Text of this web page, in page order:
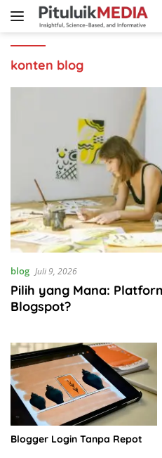
Langsung
konten blog
blog Juli 9, 2026
Pilih yang Mana:
Blogspot?
Blogger Login Tanpa Repot